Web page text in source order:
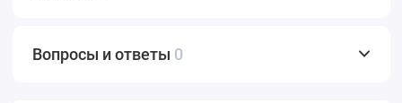
Вопросы и ответы 0